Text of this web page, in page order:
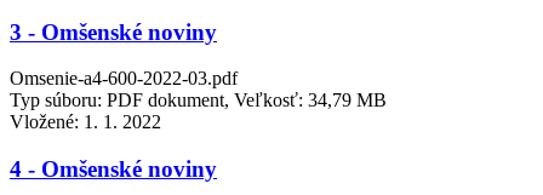
3 - Omšenské noviny
Omsenie-a4-600-2022-03.pdf
Typ súboru: PDF dokument, Veľkosť: 34,79 MB
Vložené: 1. 1. 2022
4 - Omšenské noviny